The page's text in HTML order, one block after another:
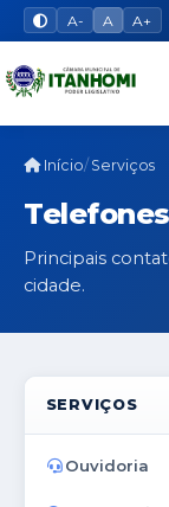
A- A A+
Início Serviços
Principais
cidade.
SERVIÇOS
Ouvidoria